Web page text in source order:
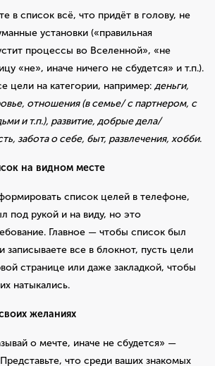
в список всё, что придёт в голову, не
установки («правильная
процессы во Вселенной», «не
«не», иначе ничего не сбудется» и т.п.).
цели на категории, например: деньги,
отношения (в семье/ с партнером, с
и т.п.), развитие, добрые дела/
забота о себе, быт, развлечения, хобби.
на видном месте
список целей в телефоне,
под рукой и на виду, но это
Главное — чтобы список был
записываете все в блокнот, пусть цели
странице или даже закладкой, чтобы
натыкались.
желаниях
о мечте, иначе не сбудется» —
что среди ваших знакомых